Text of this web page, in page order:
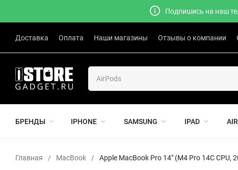
Подпишись на наш
Доставка Оплата Наши магазины Отзывы о компании
БРЕНДЫ IPHONE SAMSUNG IPAD
Главная / MacBook / Apple MacBook Pro 14" (M4 Pro 14C CPU,